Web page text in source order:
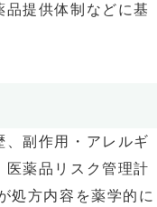
提供体制などに基
、副作用・アレルギ
医薬品リスク管理計
処方内容を薬学的に